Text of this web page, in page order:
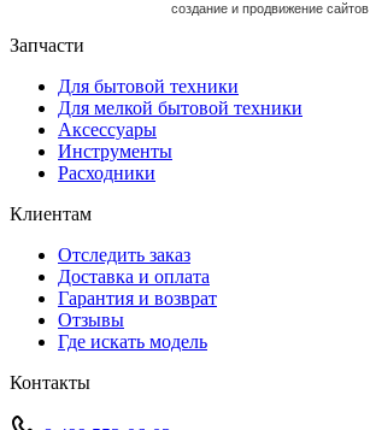
cоздание и продвижение сайтов
Запчасти
Для бытовой техники
Для мелкой бытовой техники
Аксессуары
Инструменты
Расходники
Клиентам
Отследить заказ
Доставка и оплата
Гарантия и возврат
Отзывы
Где искать модель
Контакты